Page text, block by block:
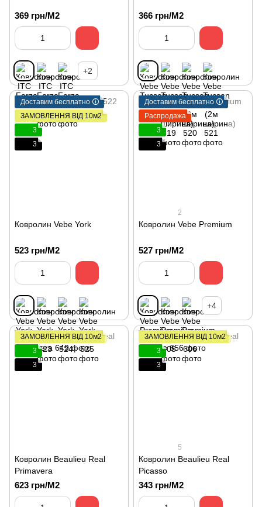
369 грн/М2
+2
366 грн/М2
Доставим бесплатно 🛈
ЗАМОВЛЕННЯ ВІД 10м2
3
3
Ковролин Vebe York
523 грн/М2
Доставим бесплатно 🛈
Распродажа
3
3
2
Ковролин Vebe Premium
527 грн/М2
+4
ЗАМОВЛЕННЯ ВІД 10м2
3
3
Ковролин Beaulieu Real
Primavera
623 грн/М2
ЗАМОВЛЕННЯ ВІД 10м2
3
3
5
Ковролин Beaulieu Real
Picasso
343 грн/М2